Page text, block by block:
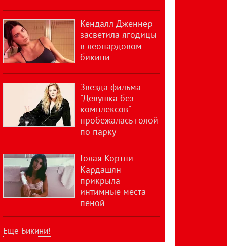
Кендалл Дженнер
засветила ягодицы
в леопардовом
бикини
Звезда фильма
"Девушка без
комплексов"
пробежалась голой
по парку
Голая Кортни
Кардашян
прикрыла
интимные места
пеной
Еще Бикини!